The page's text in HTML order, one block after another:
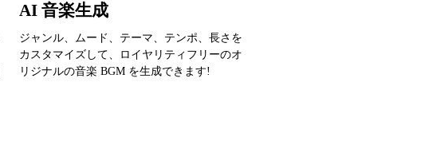
AI 音楽生成
ジャンル、ムード、テーマ、テンポ、長さを
カスタマイズして、ロイヤリティフリーのオ
リジナルの音楽 BGM を生成できます!